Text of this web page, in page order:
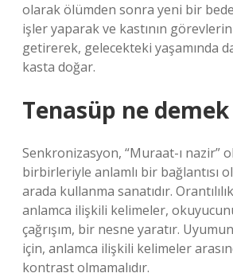
olarak ölümden sonra yeni bir
işler yaparak ve kastının
getirerek, gelecekteki yaşamında
kasta doğar.
Tenasüp ne
Senkronizasyon, “Muraat-ı nazir”
birbirleriyle anlamlı bir bağlantısı
arada kullanma sanatıdır.
anlamca ilişkili kelimeler,
çağrışım, bir nesne yaratır.
için, anlamca ilişkili kelimeler
kontrast olmamalıdır.